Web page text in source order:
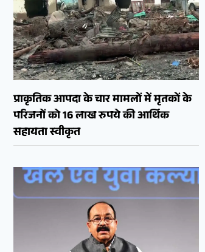
प्राकृतिक आपदा के चार मामलों में मृतकों के
परिजनों को 16 लाख रुपये की आर्थिक
सहायता स्वीकृत